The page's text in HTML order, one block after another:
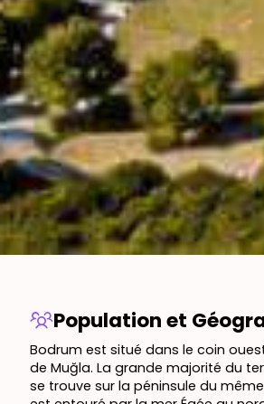
Population et
Bodrum est situé dans le coin
de Muğla. La grande majorité du
se trouve sur la péninsule du